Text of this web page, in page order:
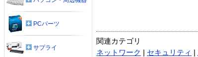
関連カテゴリ
ネットワーク
セキュリティ
PCパーツ
サプライ